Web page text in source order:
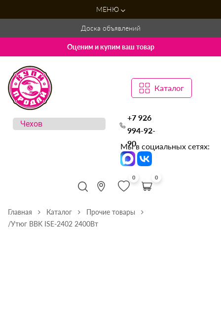
МЕНЮ
Доска объявлений
Оценим и купим ваш товар
Каталог
+7 926
994-92-
90
Мы в социальных сетях:
0 0
Главная Каталог
Прочие товары
/Утюг BBK ISE-2402 2400Вт